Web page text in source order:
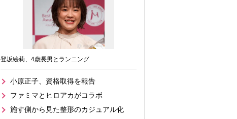
登坂絵莉、4歳長男とランニング
小原正子、資格取得を報告
ファミマとヒロアカがコラボ
施す側から見た整形のカジュアル化